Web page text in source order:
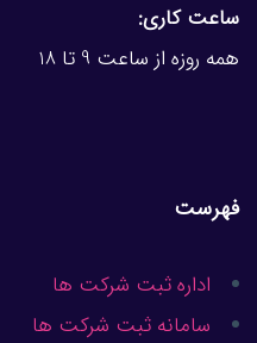
ساعت کاری:
همه روزه از ساعت 9 تا 18
فهرست
اداره ثبت شرکت ها
سامانه ثبت شرکت ها